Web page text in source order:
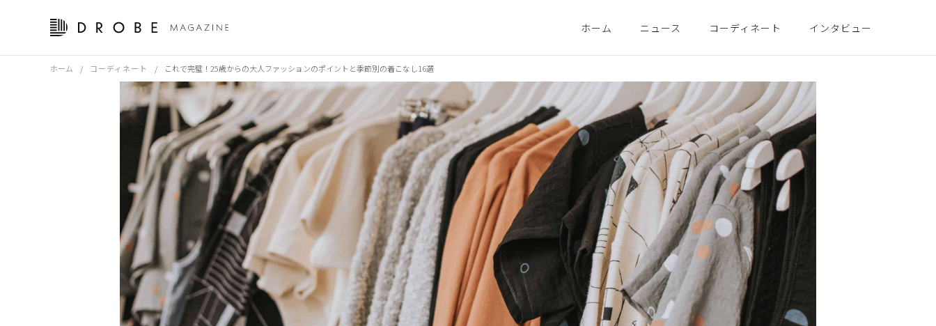
ホーム ニュース コーディネート インタビュー
ホーム / コーディネート / これで完璧！25歳からの大人ファッションのポイントと季節別の着こなし16選